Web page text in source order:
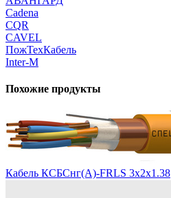
Cadena
CQR
CAVEL
ПожТехКабель
Inter-M
Похожие продукты
Кабель КСБСнг(А)-FRLS 3х2х1.38